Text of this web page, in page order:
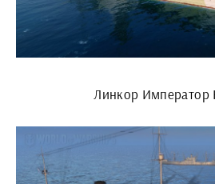
Линкор Император